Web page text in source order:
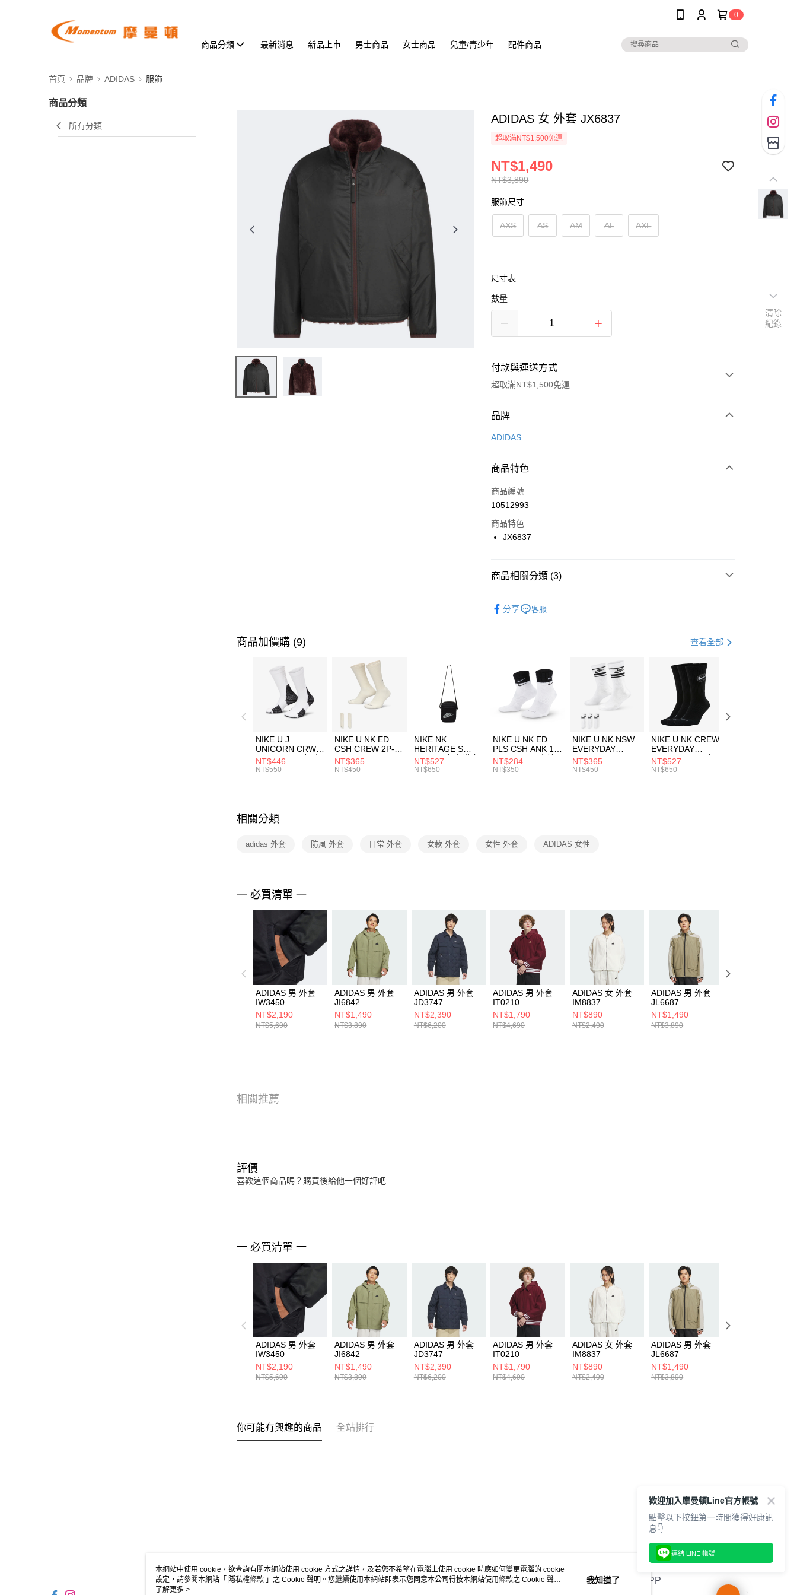
0
商品分類 最新消息 新品上市 男士商品 女士商品 兒童/青少年 配件商品
首頁 品牌 ADIDAS 服飾
商品分類
所有分類
ADIDAS 女 外套 JX6837
超取滿NT$1,500免運
NT$3,890
NT$1,490
服飾尺寸
AXS AS AM AL AXL
尺寸表
數量
付款與運送方式
超取滿NT$1,500免運
付款方式
信用卡一次付款
合作金庫商業銀行
華南商業銀行
上海商業儲蓄銀行
國泰世華商業銀行
聯邦商業銀行
台新國際商業銀行
LINE Pay
Apple Pay
【關於「AFTEE先享後付」】
３．安心：先確認商品／服務後，再付款。
【「AFTEE先享後付」結帳流程】
１．於結帳方式選擇「AFTEE先享後付」後，將跳轉至「AFTEE先享後
付」結帳頁面，進行簡訊認證並確認金額後，即可完成結帳。
２．訂單成立數日內，您將收到繳費通知簡訊。
３．收到繳費通知簡訊後14天內，點擊此簡訊中的連結，可透過四大超商
／ATM／網路銀行／等多元方式進行付款，方視為交易完成。
※ 請注意：結帳手續完成當下不需立刻繳費，但若您需要取消訂單，請聯
絡購買商品的店家。未經商家同意取消之訂單仍視為有效，需透過AFTEE
先享後付繳納相關費用。
交易，需依本服務之必要範圍內提供個人資料，並將交易相關給付款項請
４．使用「AFTEE先享後付」時，將依據個別帳號之用戶狀況，依本公司
即時審查核予不同之上限額度；若仍有額度不足之情形，本公司將視審查
結果請求用戶進行身份認證。
５．嚴禁一人註冊多個帳號或使用他人資訊註冊。若發現惡意使用之情
形，恩沛科技股份有限公司將有權停止該用戶之使用額度並採取法律行
每筆NT$100，滿NT$1,500(含以上)免運費
每筆NT$100，滿NT$1,500(含以上)免運費
付款後門市自取
每筆NT$100，滿NT$1,500(含以上)免運費
品牌
ADIDAS
商品特色
商品編號
10512993
商品特色
JX6837
商品相關分類 (3)
分享 客服
商品加價購 (9) 查看全部
NIKE U J
UNICORN CRW
1PR -160 男女 中
統襪 FZ3393100
NT$446
NT$550
NIKE U NK ED
CSH CREW 2P-
144 EMBRDY 男
女 短統襪
NT$365
NT$450
NIKE NK
HERITAGE S
SMIT 男女 側背包
BA5871010
NT$527
NT$650
NIKE U NK ED
PLS CSH ANK 1P
144 DBL 男 中統
襪 DH4058104
NT$284
NT$350
NIKE U NK NSW
EVERYDAY
ESSENTIAL CR
男女 短統襪
NT$365
NT$450
NIKE U NK CREW
EVERYDAY
BBALL 3PR 男女
長統襪
NT$527
NT$650
相關分類
adidas 外套 防風 外套 日常 外套 女款 外套 女性 外套 ADIDAS 女性
一 必買清單 一
ADIDAS 男 外套
IW3450
NT$2,190
NT$5,690
ADIDAS 男 外套
JI6842
NT$1,490
NT$3,890
ADIDAS 男 外套
JD3747
NT$2,390
NT$6,200
ADIDAS 男 外套
IT0210
NT$1,790
NT$4,690
ADIDAS 女 外套
IM8837
NT$890
NT$2,490
ADIDAS 男 外套
JL6687
NT$1,490
NT$3,890
相關推薦
評價
喜歡這個商品嗎？購買後給他一個好評吧
一 必買清單 一
ADIDAS 男 外套
IW3450
NT$2,190
NT$5,690
ADIDAS 男 外套
JI6842
NT$1,490
NT$3,890
ADIDAS 男 外套
JD3747
NT$2,390
NT$6,200
ADIDAS 男 外套
IT0210
NT$1,790
NT$4,690
ADIDAS 女 外套
IM8837
NT$890
NT$2,490
ADIDAS 男 外套
JL6687
NT$1,490
NT$3,890
你可能有興趣的商品 全站排行
關於我們 客服資訊 官方APP
清除
紀錄
本網站中使用 cookie，欲查詢有關本網站使用 cookie 方式之詳情，及若您不希望在電腦上使用 cookie 時應如何變更電腦的 cookie
設定，請參閱本網站「 隱私權條款 」之 Cookie 聲明。您繼續使用本網站即表示您同意本公司得按本網站使用條款之 Cookie 聲明
使用 cookie。
了解更多 >
我知道了
歡迎加入摩曼頓Line官方帳號
點擊以下按鈕第一時間獲得好康訊
息👇
連結 LINE 帳號